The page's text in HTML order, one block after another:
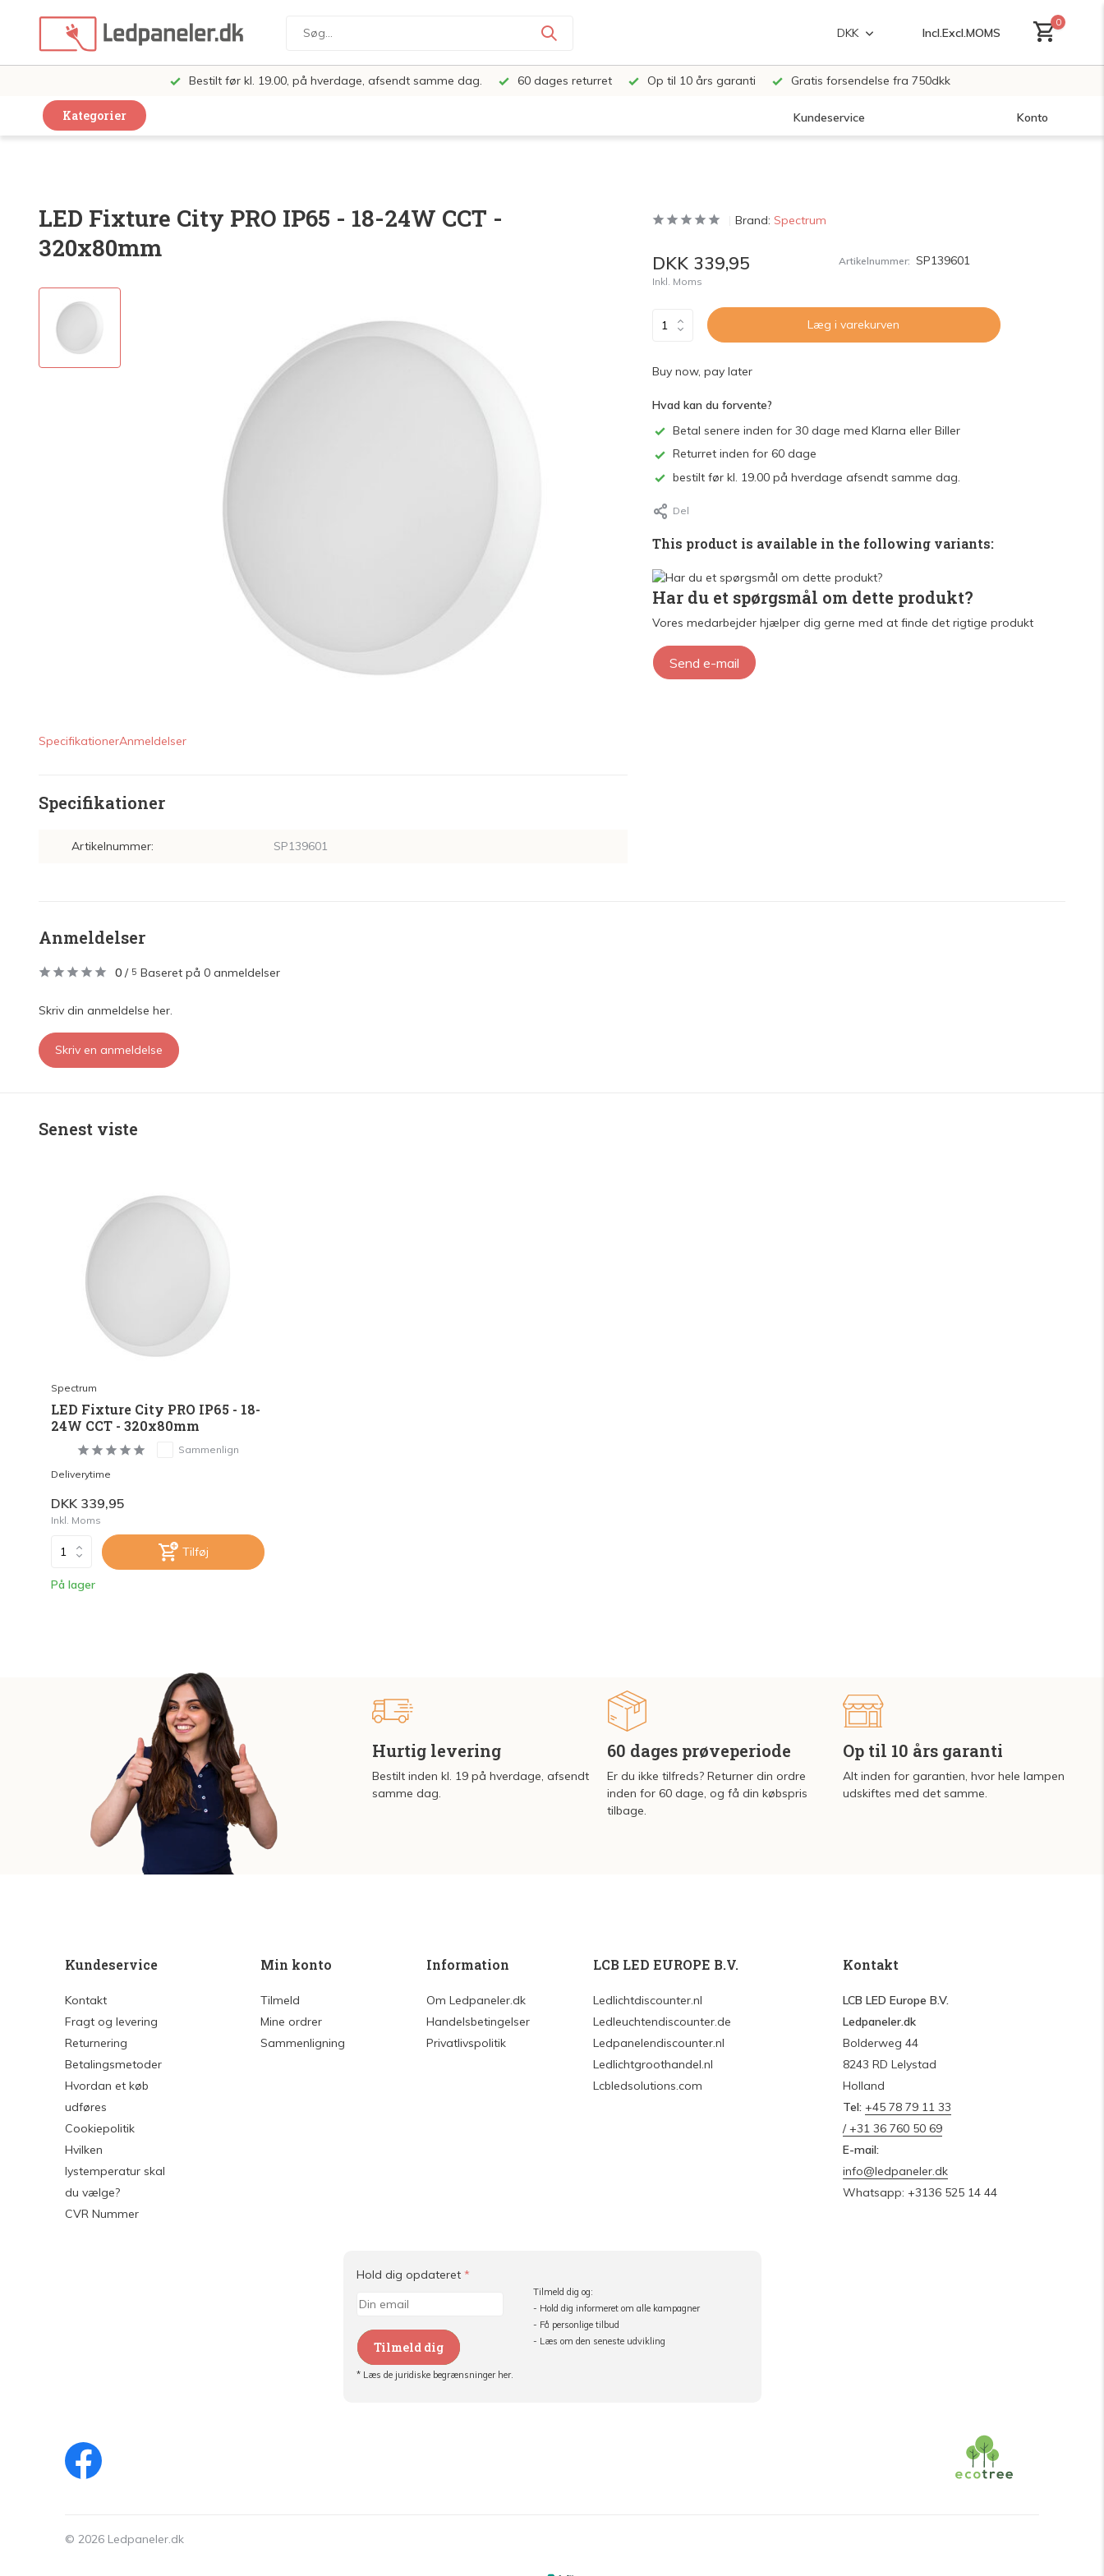
DKK Incl.Excl.MOMS
0
Bestilt før kl. 19.00, på hverdage, afsendt samme dag. 60 dages returret Op til 10 års garanti Gratis forsendelse fra 750dkk
Kategorier Kundeservice Konto
LED Loft og Væglamper
LED Spots og lamper
LED Pærer
LED Butiksbelysning
Installationsmateriale og tilbehør
LED Fixture City PRO IP65 - 18-24W CCT -
320x80mm
SpecifikationerAnmeldelser
Specifikationer
Artikelnummer: SP139601
Brand: Spectrum
DKK 339,95
Inkl. Moms
Artikelnummer: SP139601
Læg i varekurven
Buy now, pay later
Hvad kan du forvente?
Betal senere inden for 30 dage med Klarna eller Biller
Returret inden for 60 dage
bestilt før kl. 19.00 på hverdage afsendt samme dag.
Del
This product is available in the following variants:
Har du et spørgsmål om dette produkt?
Vores medarbejder hjælper dig gerne med at finde det rigtige produkt
Send e-mail
Anmeldelser
0 / 5 Baseret på 0 anmeldelser
Skriv din anmeldelse her.
Skriv en anmeldelse
Senest viste
Spectrum
LED Fixture City PRO IP65 - 18-
24W CCT - 320x80mm
Sammenlign
Deliverytime
DKK 339,95
Inkl. Moms
Tilføj
På lager
Hurtig levering
Bestilt inden kl. 19 på hverdage, afsendt
samme dag.
60 dages prøveperiode
Er du ikke tilfreds? Returner din ordre
inden for 60 dage, og få din købspris
tilbage.
Op til 10 års garanti
Alt inden for garantien, hvor hele lampen
udskiftes med det samme.
Kundeservice
Kontakt
Fragt og levering
Returnering
Betalingsmetoder
Hvordan et køb
udføres
Cookiepolitik
Hvilken
lystemperatur skal
du vælge?
CVR Nummer
Min konto
Tilmeld
Mine ordrer
Sammenligning
Information
Om Ledpaneler.dk
Handelsbetingelser
Privatlivspolitik
LCB LED EUROPE B.V.
Ledlichtdiscounter.nl
Ledleuchtendiscounter.de
Ledpanelendiscounter.nl
Ledlichtgroothandel.nl
Lcbledsolutions.com
Kontakt
LCB LED Europe B.V.
Ledpaneler.dk
Bolderweg 44
8243 RD Lelystad
Holland
Tel: +45 78 79 11 33
/ +31 36 760 50 69
E-mail:
info@ledpaneler.dk
Whatsapp: +3136 525 14 44
Hold dig opdateret *
Tilmeld dig
* Læs de juridiske begrænsninger her.
Tilmeld dig og:
- Hold dig informeret om alle kampagner
- Få personlige tilbud
- Læs om den seneste udvikling
© 2026 Ledpaneler.dk